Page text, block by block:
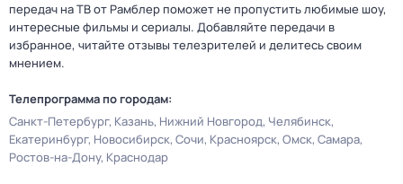
передач на ТВ от Рамблер поможет не пропустить любимые шоу,
интересные фильмы и сериалы. Добавляйте передачи в
избранное, читайте отзывы телезрителей и делитесь своим
мнением.
Телепрограмма по городам:
Санкт-Петербург Казань Нижний Новгород Челябинск
Екатеринбург Новосибирск Сочи Красноярск Омск Самара
Ростов-на-Дону Краснодар